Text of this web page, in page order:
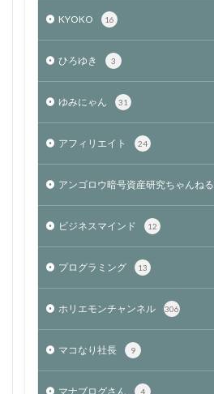
KYOKO 16
ひろゆき 3
ゆみにゃん 31
アフィリエイト 24
アンゴロウ暗号資産研究ちゃんねる
ビジネスマインド 12
プログラミング 13
ホリエモンチャンネル 306
マコなり社長 9
マナブログさん 4